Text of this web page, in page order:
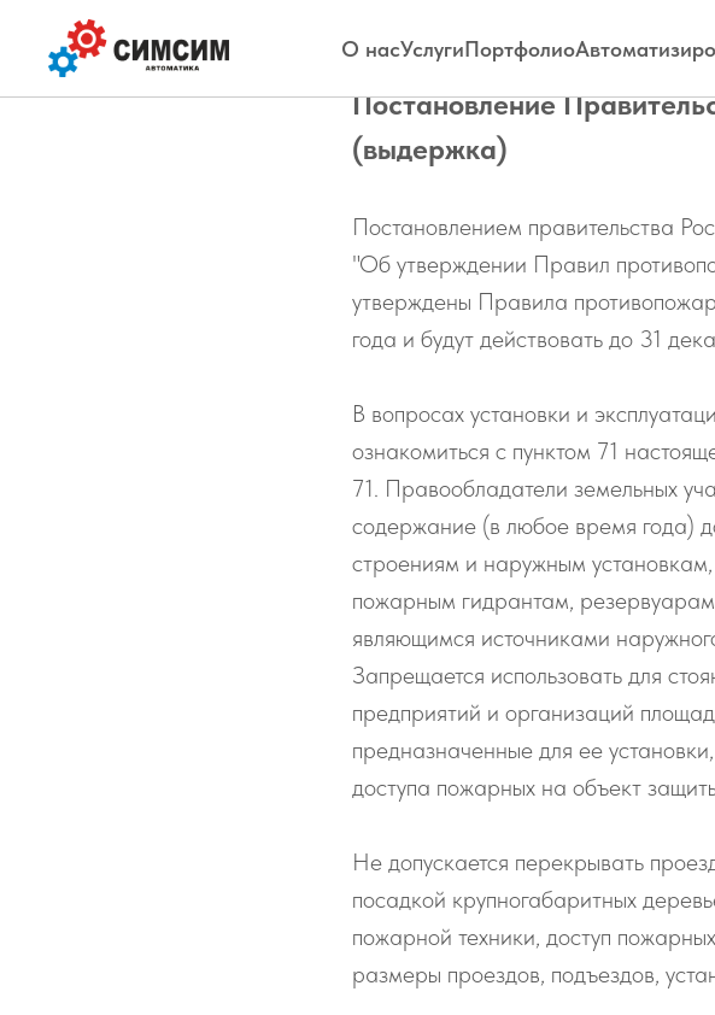
О насУслугиПортфолио
Постановление
(выдержка)
Постановлением правительства
"Об утверждении Правил
утверждены Правила
года и будут действовать до 31
В вопросах установки и
ознакомиться с пунктом 71
71. Правообладатели земельных
содержание (в любое время года)
строениям и наружным
пожарным гидрантам,
являющимся источниками
Запрещается использовать для
предприятий и организаций
предназначенные для ее
доступа пожарных на объект
Не допускается перекрывать
посадкой крупногабаритных
пожарной техники, доступ
размеры проездов, подъездов,